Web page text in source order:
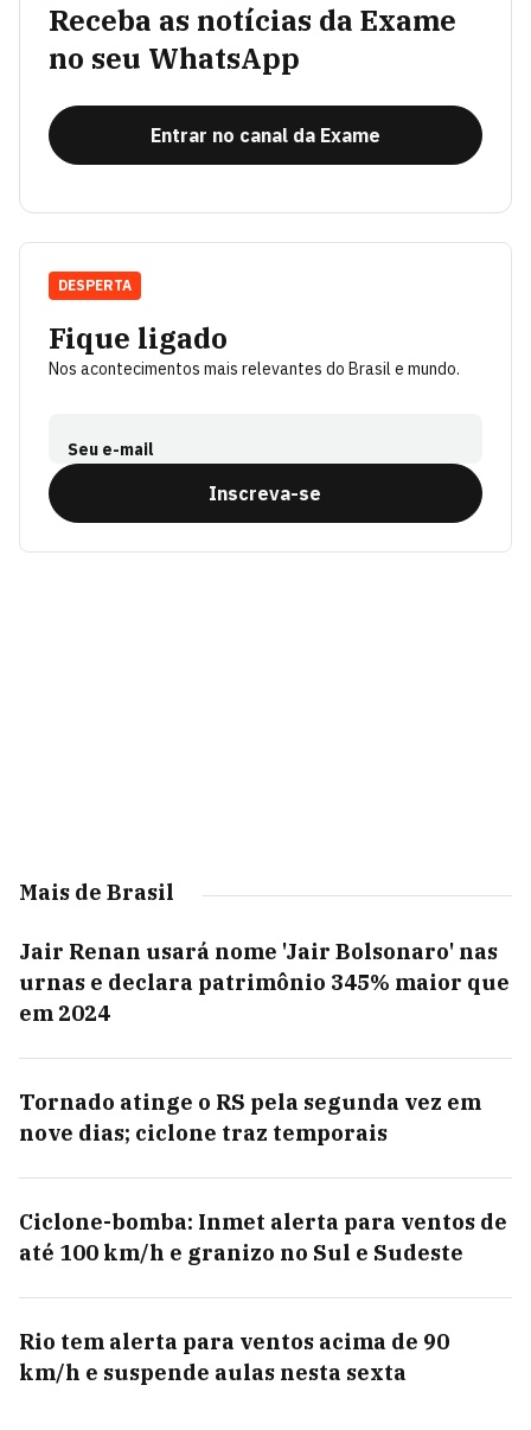
Receba as notícias da Exame
no seu WhatsApp
Entrar no canal da Exame
Fique ligado
Nos acontecimentos mais relevantes do Brasil e mundo.
Seu e-mail
Inscreva-se
DESPERTA
Mais de Brasil
Jair Renan usará nome 'Jair Bolsonaro' nas
urnas e declara patrimônio 345% maior que
em 2024
Tornado atinge o RS pela segunda vez em
nove dias; ciclone traz temporais
Ciclone-bomba: Inmet alerta para ventos de
até 100 km/h e granizo no Sul e Sudeste
Rio tem alerta para ventos acima de 90
km/h e suspende aulas nesta sexta